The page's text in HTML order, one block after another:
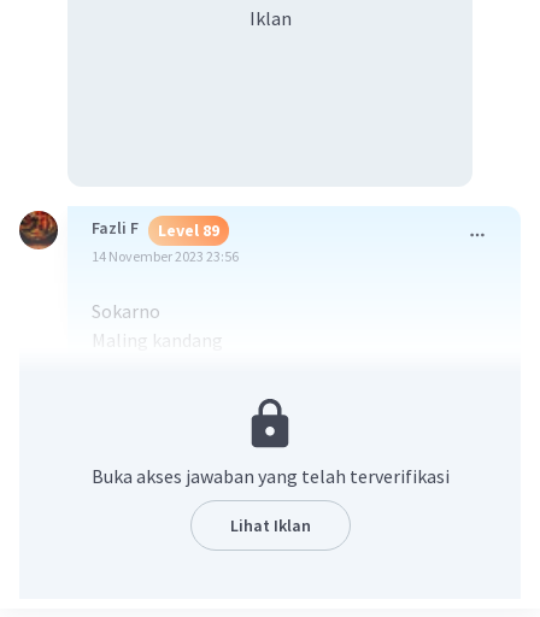
Iklan
Fazli F Level 89
14 November 2023 23:56
Sokarno
Maling kandang
Mutiara K Level 1
15 November 2023 13:02
Saya membaca buku
Buka akses jawaban yang telah terverifikasi
Lihat Iklan